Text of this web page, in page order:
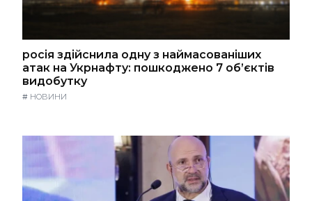
росія здійснила одну з наймасованіших
атак на Укрнафту: пошкоджено 7 об’єктів
видобутку
# НОВИНИ